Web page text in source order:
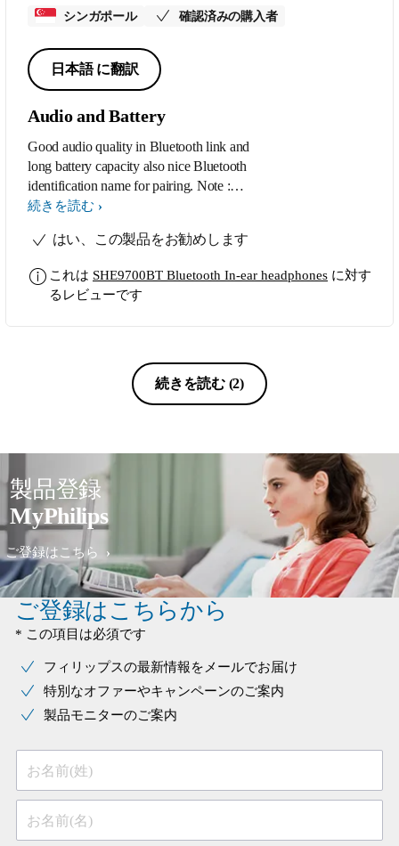
シンガポール 確認済みの購入者
日本語 に翻訳
Audio and Battery
Good audio quality in Bluetooth link and
long battery capacity also nice Bluetooth
identification name for pairing. Note :
Current Bluetooth colour is black, request
product release.
続きを読む
はい、この製品をお勧めします
これは SHE9700BT Bluetooth In-ear headphones に対す
るレビューです
続きを読む (2)
製品登録
MyPhilips
ご登録はこちら
ご登録はこちらから
* この項目は必須です
フィリップスの最新情報をメールでお届け
特別なオファーやキャンペーンのご案内
製品モニターのご案内
お名前(姓)
お名前(名)